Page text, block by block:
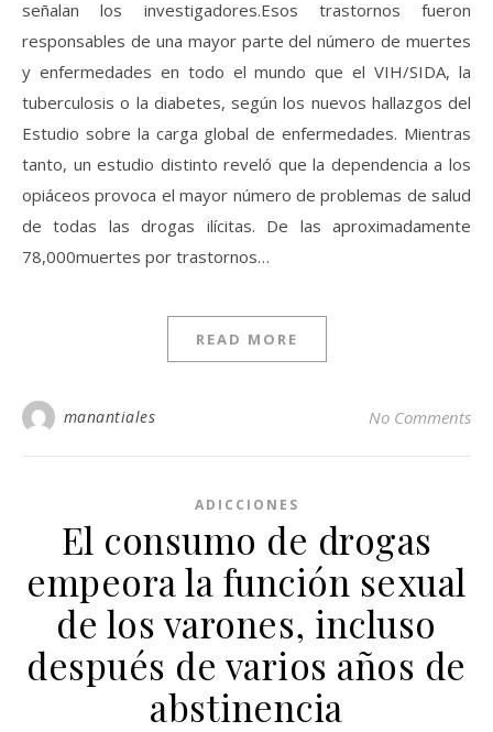
señalan los investigadores.Esos trastornos fueron
responsables de una mayor parte del número de muertes
y enfermedades en todo el mundo que el VIH/SIDA, la
tuberculosis o la diabetes, según los nuevos hallazgos del
Estudio sobre la carga global de enfermedades. Mientras
tanto, un estudio distinto reveló que la dependencia a los
opiáceos provoca el mayor número de problemas de salud
de todas las drogas ilícitas. De las aproximadamente
78,000muertes por trastornos…
READ MORE
manantiales No Comments
ADICCIONES
El consumo de drogas
empeora la función sexual
de los varones, incluso
después de varios años de
abstinencia